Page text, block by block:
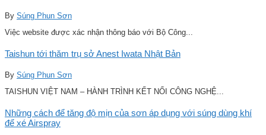
By Súng Phun Sơn
Việc website được xác nhận thông báo với Bộ Công...
Taishun tới thăm trụ sở Anest Iwata Nhật Bản
By Súng Phun Sơn
TAISHUN VIỆT NAM – HÀNH TRÌNH KẾT NỐI CÔNG NGHỆ...
Những cách để tăng độ mịn của sơn áp dụng với súng dùng khí
để xé Airspray